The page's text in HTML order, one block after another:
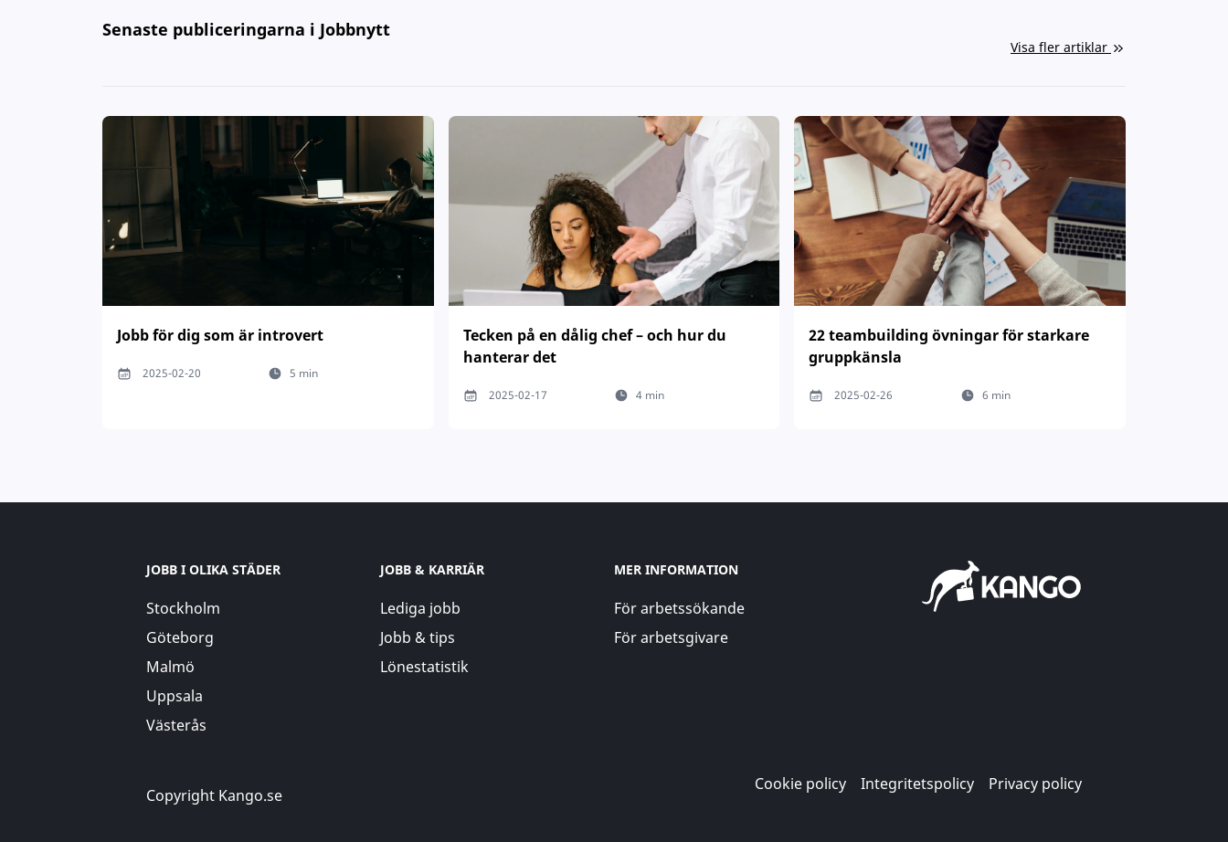
Senaste publiceringarna i Jobbnytt
Visa fler artiklar
Jobb för dig som är introvert
2025-02-20 5 min
Tecken på en dålig chef – och hur du
hanterar det
2025-02-17 4 min
22 teambuilding övningar för starkare
gruppkänsla
2025-02-26 6 min
JOBB I OLIKA STÄDER
Stockholm
Göteborg
Malmö
Uppsala
Västerås
JOBB & KARRIÄR
Lediga jobb
Jobb & tips
Lönestatistik
MER INFORMATION
För arbetssökande
För arbetsgivare
Copyright Kango.se
Cookie policy Integritetspolicy Privacy policy